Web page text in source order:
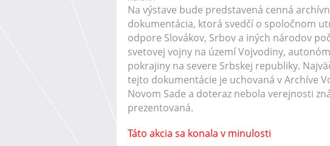
Na výstave bude predstavená cenná
dokumentácia, ktorá svedčí o spoločnom
odpore Slovákov, Srbov a iných národov
svetovej vojny na území Vojvodiny,
pokrajiny na severe Srbskej republiky.
tejto dokumentácie je uchovaná v Archíve
Novom Sade a doteraz nebola verejnosti
prezentovaná.
Táto akcia sa konala v minulosti